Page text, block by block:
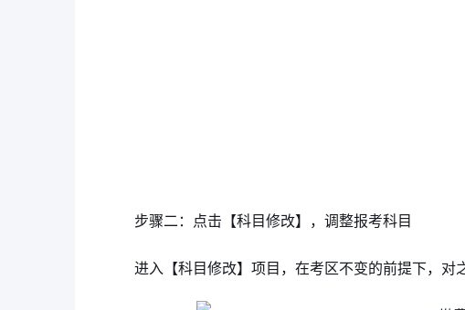
步骤二：点击【科目修改】，调整报考科目
进入【科目修改】项目，在考区不变的前提下，对